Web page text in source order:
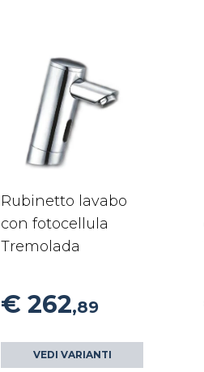
Rubinetto lavabo
con fotocellula
Tremolada
€ 262,89
VEDI VARIANTI